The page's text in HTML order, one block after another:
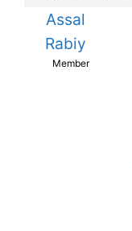
Assal
Rabiy
Member